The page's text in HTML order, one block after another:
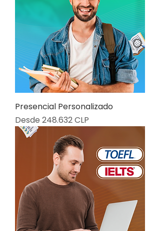
Presencial Personalizado
Desde 248.632 CLP
Precio de oferta